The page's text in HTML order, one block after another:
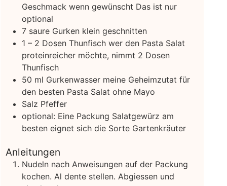
Geschmack wenn gewünscht Das ist nur
optional
7 saure Gurken klein geschnitten
1 – 2 Dosen Thunfisch wer den Pasta Salat
proteinreicher möchte, nimmt 2 Dosen
Thunfisch
50 ml Gurkenwasser meine Geheimzutat für
den besten Pasta Salat ohne Mayo
Salz Pfeffer
optional: Eine Packung Salatgewürz am
besten eignet sich die Sorte Gartenkräuter
Anleitungen
Nudeln nach Anweisungen auf der Packung
kochen. Al dente stellen. Abgiessen und